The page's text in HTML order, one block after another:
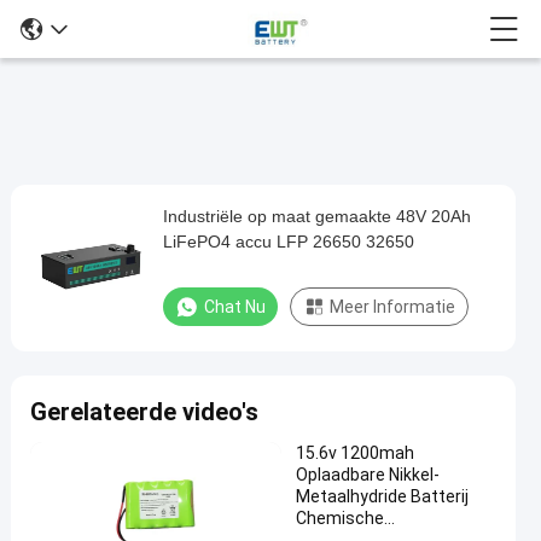
op
maat
LiFePO4
Industriële op maat gemaakte 48V 20Ah
LiFePO4 accu LFP 26650 32650
Chat Nu Meer Informatie
Gerelateerde video's
15.6v 1200mah
Oplaadbare Nikkel-
Metaalhydride Batterij
Chemische